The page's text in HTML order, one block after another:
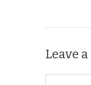
Leave